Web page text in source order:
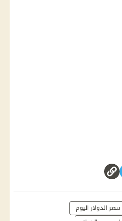
سعر الدولار اليوم